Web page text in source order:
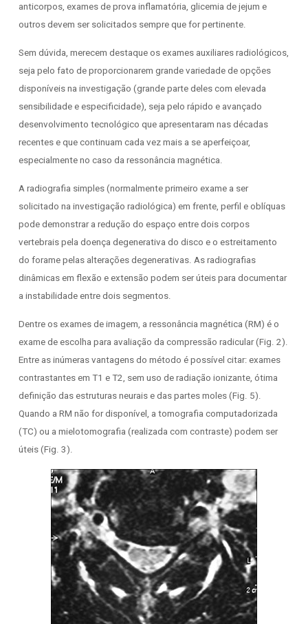
anticorpos, exames de prova inflamatória, glicemia de jejum e
outros devem ser solicitados sempre que for pertinente.
Sem dúvida, merecem destaque os exames auxiliares radiológicos,
seja pelo fato de proporcionarem grande variedade de opções
disponíveis na investigação (grande parte deles com elevada
sensibilidade e especificidade), seja pelo rápido e avançado
desenvolvimento tecnológico que apresentaram nas décadas
recentes e que continuam cada vez mais a se aperfeiçoar,
especialmente no caso da ressonância magnética.
A radiografia simples (normalmente primeiro exame a ser
solicitado na investigação radiológica) em frente, perfil e oblíquas
pode demonstrar a redução do espaço entre dois corpos
vertebrais pela doença degenerativa do disco e o estreitamento
do forame pelas alterações degenerativas. As radiografias
dinâmicas em flexão e extensão podem ser úteis para documentar
a instabilidade entre dois segmentos.
Dentre os exames de imagem, a ressonância magnética (RM) é o
exame de escolha para avaliação da compressão radicular (Fig. 2).
Entre as inúmeras vantagens do método é possível citar: exames
contrastantes em T1 e T2, sem uso de radiação ionizante, ótima
definição das estruturas neurais e das partes moles (Fig. 5).
Quando a RM não for disponível, a tomografia computadorizada
(TC) ou a mielotomografia (realizada com contraste) podem ser
úteis (Fig. 3).